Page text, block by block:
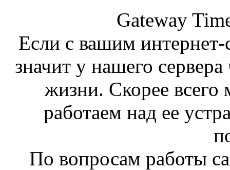
Gateway
Если с вашим интернет-
значит у нашего
жизни. Скорее
работаем над ее
По вопросам работы